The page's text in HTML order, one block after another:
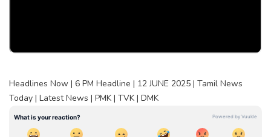
Headlines Now | 6 PM Headline | 12 JUNE 2025 | Tamil News
Today | Latest News | PMK | TVK | DMK